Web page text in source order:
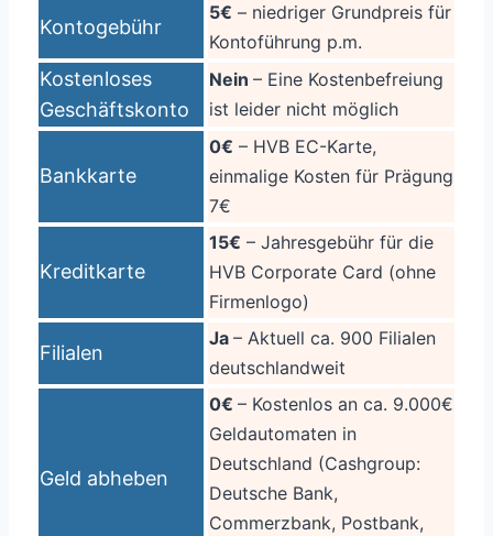
Kontogebühr
5€ – niedriger Grundpreis für
Kontoführung p.m.
Kostenloses
Geschäftskonto
Nein – Eine Kostenbefreiung
ist leider nicht möglich
Bankkarte
0€ – HVB EC-Karte,
einmalige Kosten für Prägung
7€
Kreditkarte
15€ – Jahresgebühr für die
HVB Corporate Card (ohne
Firmenlogo)
Filialen
Ja – Aktuell ca. 900 Filialen
deutschlandweit
Geld abheben
0€ – Kostenlos an ca. 9.000€
Geldautomaten in
Deutschland (Cashgroup:
Deutsche Bank,
Commerzbank, Postbank,